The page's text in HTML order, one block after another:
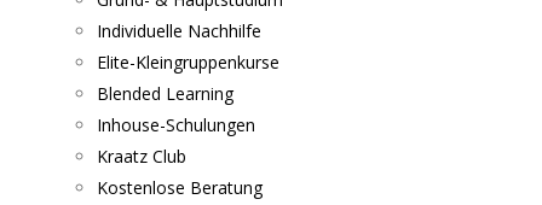
Individuelle Nachhilfe
Elite-Kleingruppenkurse
Blended Learning
Inhouse-Schulungen
Kraatz Club
Kostenlose Beratung